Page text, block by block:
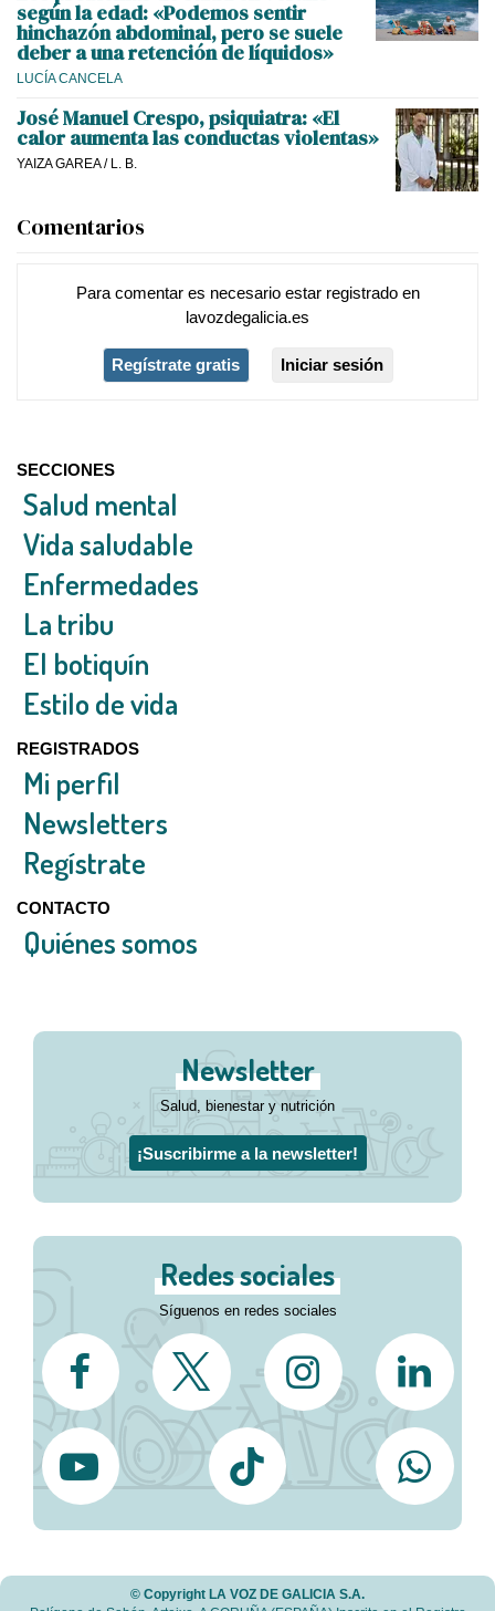
según la edad: «Podemos sentir
hinchazón abdominal, pero se suele
deber a una retención de líquidos»
LUCÍA CANCELA
José Manuel Crespo, psiquiatra: «El
calor aumenta las conductas violentas»
YAIZA GAREA/ L. B.
Comentarios
Para comentar es necesario estar registradoen
lavozdegalicia.es
Regístrate gratis Iniciar sesión
SECCIONES
Salud mental
Vida saludable
Enfermedades
La tribu
El botiquín
Estilo de vida
REGISTRADOS
Mi perfil
Newsletters
Regístrate
CONTACTO
Quiénes somos
Newsletter
Salud, bienestar y nutrición
¡Suscribirme a la newsletter!
Redes sociales
Síguenos en redes sociales
© Copyright LA VOZ DE GALICIA S.A.